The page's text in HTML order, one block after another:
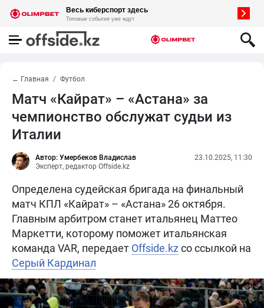
← Главная Футбол
Матч «Кайрат» – «Астана» за
чемпионство обслужат судьи из
Италии
Автор: Умербеков Владислав
Эксперт, редактор Offside.kz
23.10.2025, 11:30
Определена судейская бригада на финальный
матч КПЛ «Кайрат» – «Астана» 26 октября.
Главным арбитром станет итальянец Маттео
Маркетти, которому поможет итальянская
команда VAR, передает Offside.kz со ссылкой на
Серый Кардинал